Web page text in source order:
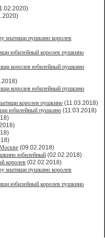
мытищи пушкино королев
юбилейный королев пушкино
королев юбилейный пушкино
королев юбилейный пушкино
королев пушкино (11.03.2018)
юбилейный пушкино (11.03.2018)
(09.02.2018)
юбилейный (02.02.2018)
королев (02.02.2018)
мытищи пушкино королев
юбилейный королев пушкино